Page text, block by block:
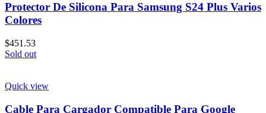
Protector De Silicona Para Samsung S24 Plus Varios
Colores
$451.53
Sold out
Quick view
Cable Para Cargador Compatible Para Google